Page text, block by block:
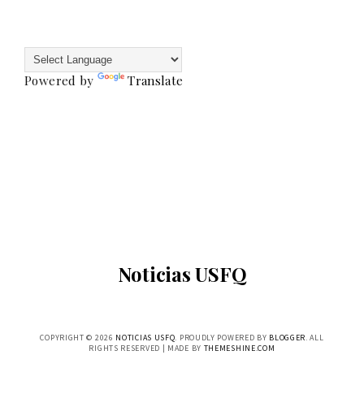
Powered by Translate
Noticias USFQ
COPYRIGHT © 2026 NOTICIAS USFQ . PROUDLY POWERED BY BLOGGER . ALL
RIGHTS RESERVED | MADE BY THEMESHINE.COM